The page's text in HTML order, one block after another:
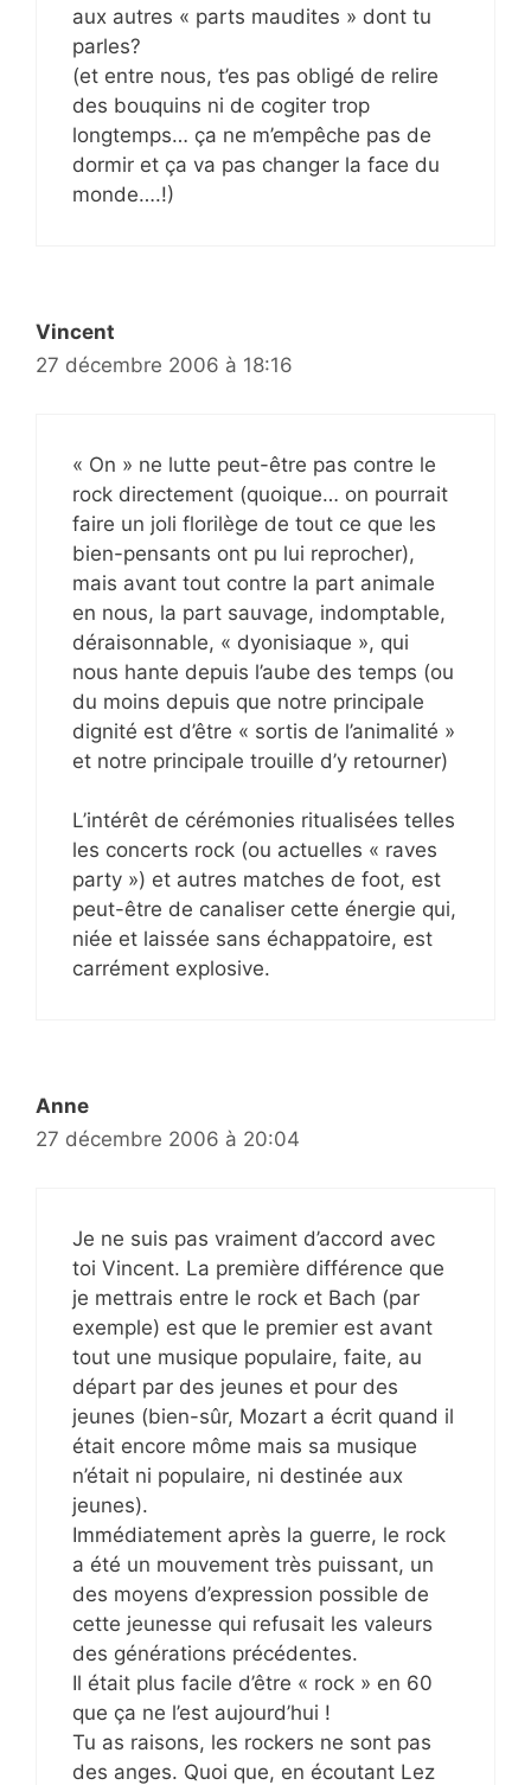
aux autres « parts maudites » dont tu
parles?
(et entre nous, t’es pas obligé de relire
des bouquins ni de cogiter trop
longtemps… ça ne m’empêche pas de
dormir et ça va pas changer la face du
monde….!)
Vincent
27 décembre 2006 à 18:16
« On » ne lutte peut-être pas contre le
rock directement (quoique… on pourrait
faire un joli florilège de tout ce que les
bien-pensants ont pu lui reprocher),
mais avant tout contre la part animale
en nous, la part sauvage, indomptable,
déraisonnable, « dyonisiaque », qui
nous hante depuis l’aube des temps (ou
du moins depuis que notre principale
dignité est d’être « sortis de l’animalité »
et notre principale trouille d’y retourner)
L’intérêt de cérémonies ritualisées telles
les concerts rock (ou actuelles « raves
party ») et autres matches de foot, est
peut-être de canaliser cette énergie qui,
niée et laissée sans échappatoire, est
carrément explosive.
Anne
27 décembre 2006 à 20:04
Je ne suis pas vraiment d’accord avec
toi Vincent. La première différence que
je mettrais entre le rock et Bach (par
exemple) est que le premier est avant
tout une musique populaire, faite, au
départ par des jeunes et pour des
jeunes (bien-sûr, Mozart a écrit quand il
était encore môme mais sa musique
n’était ni populaire, ni destinée aux
jeunes).
Immédiatement après la guerre, le rock
a été un mouvement très puissant, un
des moyens d’expression possible de
cette jeunesse qui refusait les valeurs
des générations précédentes.
Il était plus facile d’être « rock » en 60
que ça ne l’est aujourd’hui !
Tu as raisons, les rockers ne sont pas
des anges. Quoi que, en écoutant Lez